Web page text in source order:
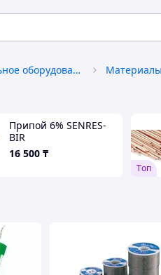
Сварочное и паяльное оборудование
Припой 6% SENRES-
BIR
16 500 ₸
Tоп